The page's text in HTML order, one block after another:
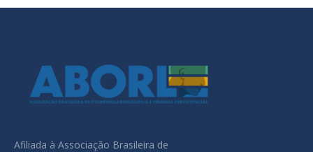
Afiliada à Associação Brasileira de